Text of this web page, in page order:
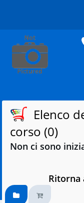
Elenco
corso (0)
Non ci sono
Ritorna